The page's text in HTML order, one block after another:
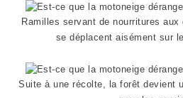
Ramilles servant de nourritures
se déplacent aisément sur
Suite à une récolte, la forêt devient